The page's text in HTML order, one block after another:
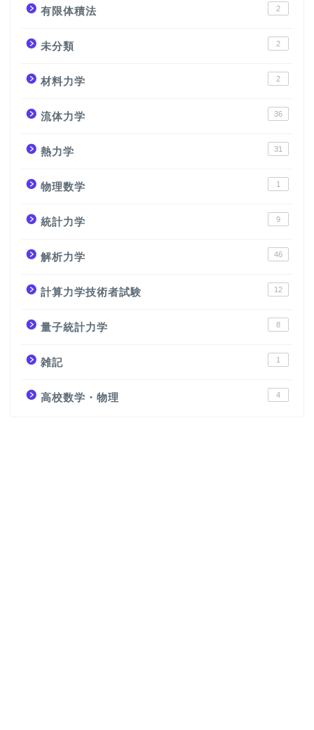
有限体積法 2
未分類 2
材料力学 2
流体力学 36
熱力学 31
物理数学 1
統計力学 9
解析力学 46
計算力学技術者試験 12
量子統計力学 8
雑記 1
高校数学・物理 4